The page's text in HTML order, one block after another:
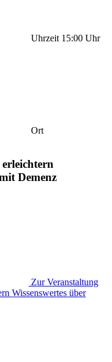
Uhrzeit 15:00 Uhr
Ort
erleichtern
Demenz
Zur Veranstaltung
Wissenswertes über